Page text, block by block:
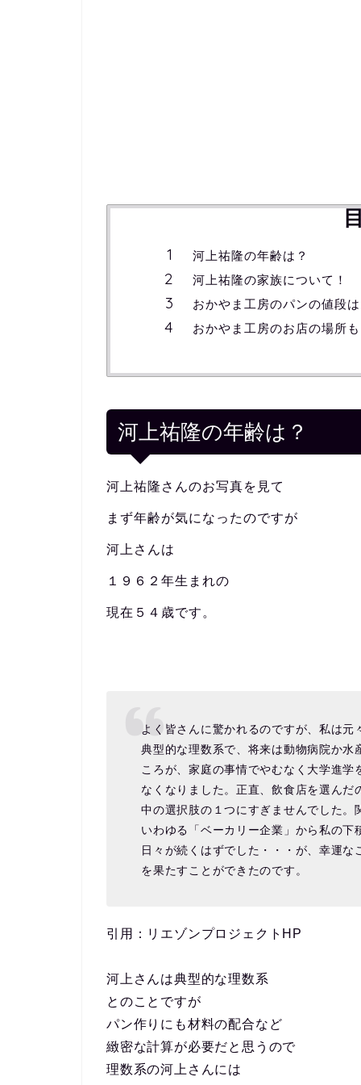
河上祐隆の年齢は？
河上祐隆の家族について！
おかやま工房のパンの値段
おかやま工房のお店の場所
河上祐隆の年齢は？
河上祐隆さんのお写真を見て
まず年齢が気になったのですが
河上さんは
１９６２年生まれの
現在５４歳です。
よく皆さんに驚かれるのですが、私は
典型的な理数系で、将来は動物病院か
ころが、家庭の事情でやむなく大学進
なくなりました。正直、飲食店を選ん
中の選択肢の１つにすぎませんでした
いわゆる「ベーカリー企業」から私の
日々が続くはずでした・・・が、幸運
を果たすことができたのです。
引用：リエゾンプロジェクトHP
河上さんは典型的な理数系
とのことですが
パン作りにも材料の配合など
緻密な計算が必要だと思うので
理数系の河上さんには